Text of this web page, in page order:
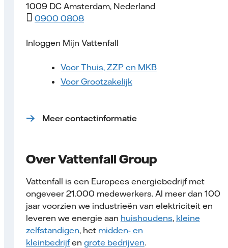
1009 DC Amsterdam, Nederland
0900 0808
Inloggen Mijn Vattenfall
Voor Thuis, ZZP en MKB
Voor Grootzakelijk
Meer contactinformatie
Over Vattenfall Group
Vattenfall is een Europees energiebedrijf met
ongeveer 21.000 medewerkers. Al meer dan 100
jaar voorzien we industrieën van elektriciteit en
leveren we energie aan huishoudens, kleine
zelfstandigen, het midden- en
kleinbedrijfen grote bedrijven.